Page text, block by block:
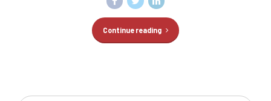
Continue reading